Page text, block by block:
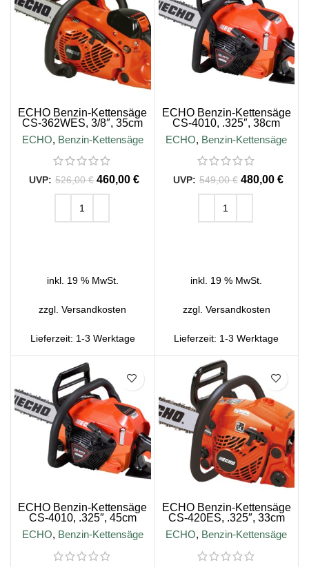
ECHO Benzin-Kettensäge
CS-362WES, 3/8″, 35cm
Schienenlänge
ECHO, Benzin-Kettensäge
526,00€ 460,00€
inkl. 19 % MwSt.
zzgl.Versandkosten
Lieferzeit: 1-3 Werktage
ECHO Benzin-Kettensäge
CS-4010, .325″, 38cm
Schienenlänge
ECHO, Benzin-Kettensäge
549,00€ 480,00 €
inkl. 19 % MwSt.
zzgl. Versandkosten
Lieferzeit: 1-3 Werktage
ECHO Benzin-Kettensäge
CS-4010, .325″, 45cm
Schienenlänge
ECHO, Benzin-Kettensäge
ECHO Benzin-Kettensäge
CS-420ES, .325″, 33cm
Schienenlänge
ECHO, Benzin-Kettensäge